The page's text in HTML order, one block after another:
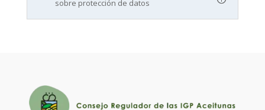
sobre protección de datos